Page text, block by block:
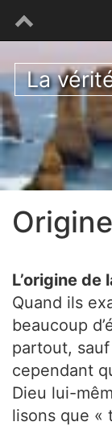
La
L’origine de
Quand ils
beaucoup
partout,
cependant
Dieu lui-
lisons que «